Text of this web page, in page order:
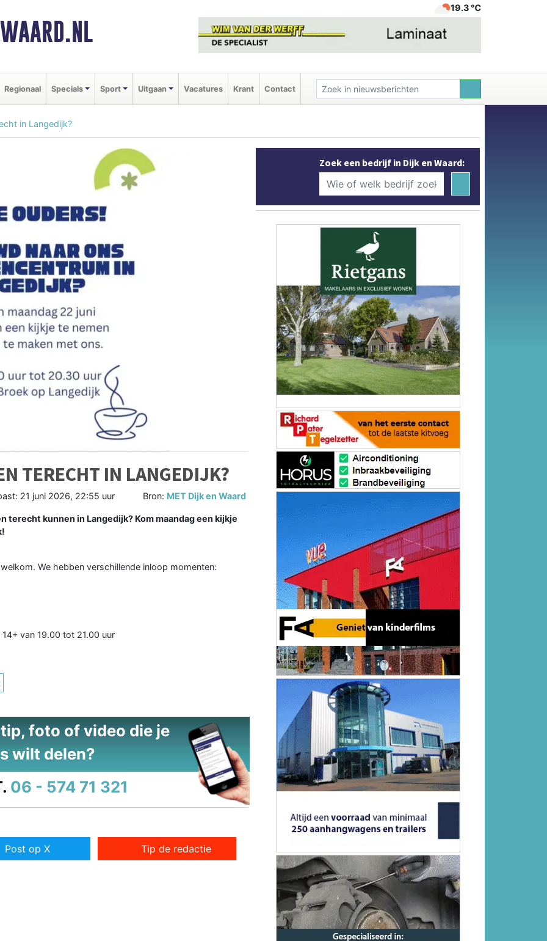
19.3 ℃
Regionaal Specials Sport Uitgaan Vacatures Krant Contact
in Langedijk?
TERECHT IN LANGEDIJK?
21 juni 2026, 22:55 uur Bron: MET Dijk en Waard
terecht kunnen in Langedijk? Kom maandag een kijkje
We hebben verschillende inloop momenten:
van 19.00 tot 21.00 uur
foto of video die je
wilt delen?
06 - 574 71 321
Post op X Tip de redactie
Zoek een bedrijf in Dijk en Waard: